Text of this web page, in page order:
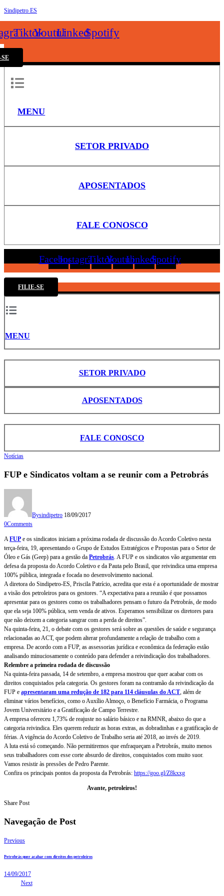
Sindipetro ES
TiktokYoutubeLinkedinSpotify
MENU
SETOR PRIVADO
APOSENTADOS
FALE CONOSCO
FacebookInstagramTiktokYoutubeLinkedinSpotify
FILIE-SE
MENU
SETOR PRIVADO
APOSENTADOS
FALE CONOSCO
Notícias
FUP e Sindicatos voltam a se reunir com a Petrobrás
Bysindipetro 18/09/2017
0Comments
A FUP e os sindicatos iniciam a próxima rodada de discussão do Acordo Coletivo nesta
terça-feira, 19, apresentando o Grupo de Estudos Estratégicos e Propostas para o Setor de
Óleo e Gás (Geep) para a gestão da Petrobrás . A FUP e os sindicatos vão argumentar em
defesa da proposta do Acordo Coletivo e da Pauta pelo Brasil, que reivindica uma empresa
100% pública, integrada e focada no desenvolvimento nacional.
A diretora do Sindipetro-ES, Priscila Patrício, acredita que esta é a oportunidade de mostrar
a visão dos petroleiros para os gestores. “A expectativa para a reunião é que possamos
apresentar para os gestores como os trabalhadores pensam o futuro da Petrobrás, de modo
que ela seja 100% pública, sem venda de ativos. Esperamos sensibilizar os diretores para
que não deixem a categoria sangrar com a perda de direitos”.
Na quinta-feira, 21, o debate com os gestores será sobre as questões de saúde e segurança
relacionadas ao ACT, que podem alterar profundamente a relação de trabalho com a
empresa. De acordo com a FUP, as assessorias jurídica e econômica da federação estão
analisando minuciosamente o conteúdo para defender a reivindicação dos trabalhadores.
Relembre a primeira rodada de discussão
Na quinta-feira passada, 14 de setembro, a empresa mostrou que quer acabar com os
direitos conquistados pela categoria. Os gestores foram na contramão da reivindicação da
FUP e apresentaram uma redução de 182 para 114 cláusulas do ACT , além de
eliminar vários benefícios, como o Auxílio Almoço, o Benefício Farmácia, o Programa
Jovem Universitário e a Gratificação de Campo Terrestre.
A empresa ofereceu 1,73% de reajuste no salário básico e na RMNR, abaixo do que a
categoria reivindica. Eles querem reduzir as horas extras, as dobradinhas e a gratificação de
férias. A vigência do Acordo Coletivo de Trabalho seria até 2018, ao invés de 2019.
A luta está só começando. Não permitiremos que enfraqueçam a Petrobrás, muito menos
seus trabalhadores com esse corte absurdo de direitos, conquistados com muito suor.
Vamos resistir às pressões de Pedro Parente.
Confira os principais pontos da proposta da Petrobrás: https://goo.gl/Z8kxxg
Avante, petroleiros!
Share Post
Navegação de Post
Previous
Petrobrás quer acabar com direitos dos petroleiros
14/09/2017
Next